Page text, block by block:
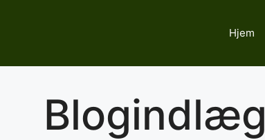
Hjem
Blogindlæg